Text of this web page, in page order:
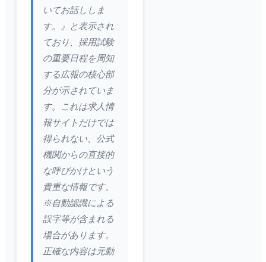
いてお話ししま
す。』と表示され
ており、採用試験
の重要日程を周知
する広報の核心部
分が示されていま
す。これは求人情
報サイトだけでは
得られない、公式
機関からの直接的
な呼びかけという
貴重な情報です。
※自動認識による
誤字等が含まれる
場合があります。
正確な内容は元動